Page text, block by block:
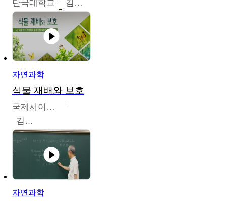
단국대학교 김현식
자연과학
식물 재배와 보호
국제사이버대학교
김완수
자연과학